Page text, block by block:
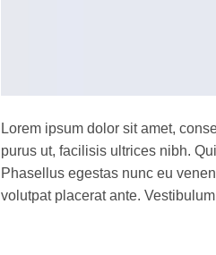
Lorem ipsum dolor sit amet,
purus ut, facilisis ultrices nibh.
Phasellus egestas nunc eu
volutpat placerat ante.